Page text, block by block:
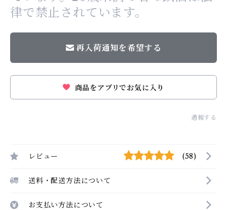
律で禁止されています。
再入荷通知を希望する
商品をアプリでお気に入り
通報する
レビュー (58)
送料・配送方法について
お支払い方法について